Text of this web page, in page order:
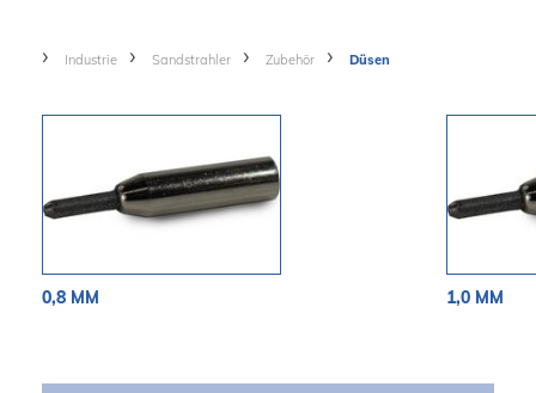
Industrie Sandstrahler Zubehör Düsen
0,8 MM 1,0 MM